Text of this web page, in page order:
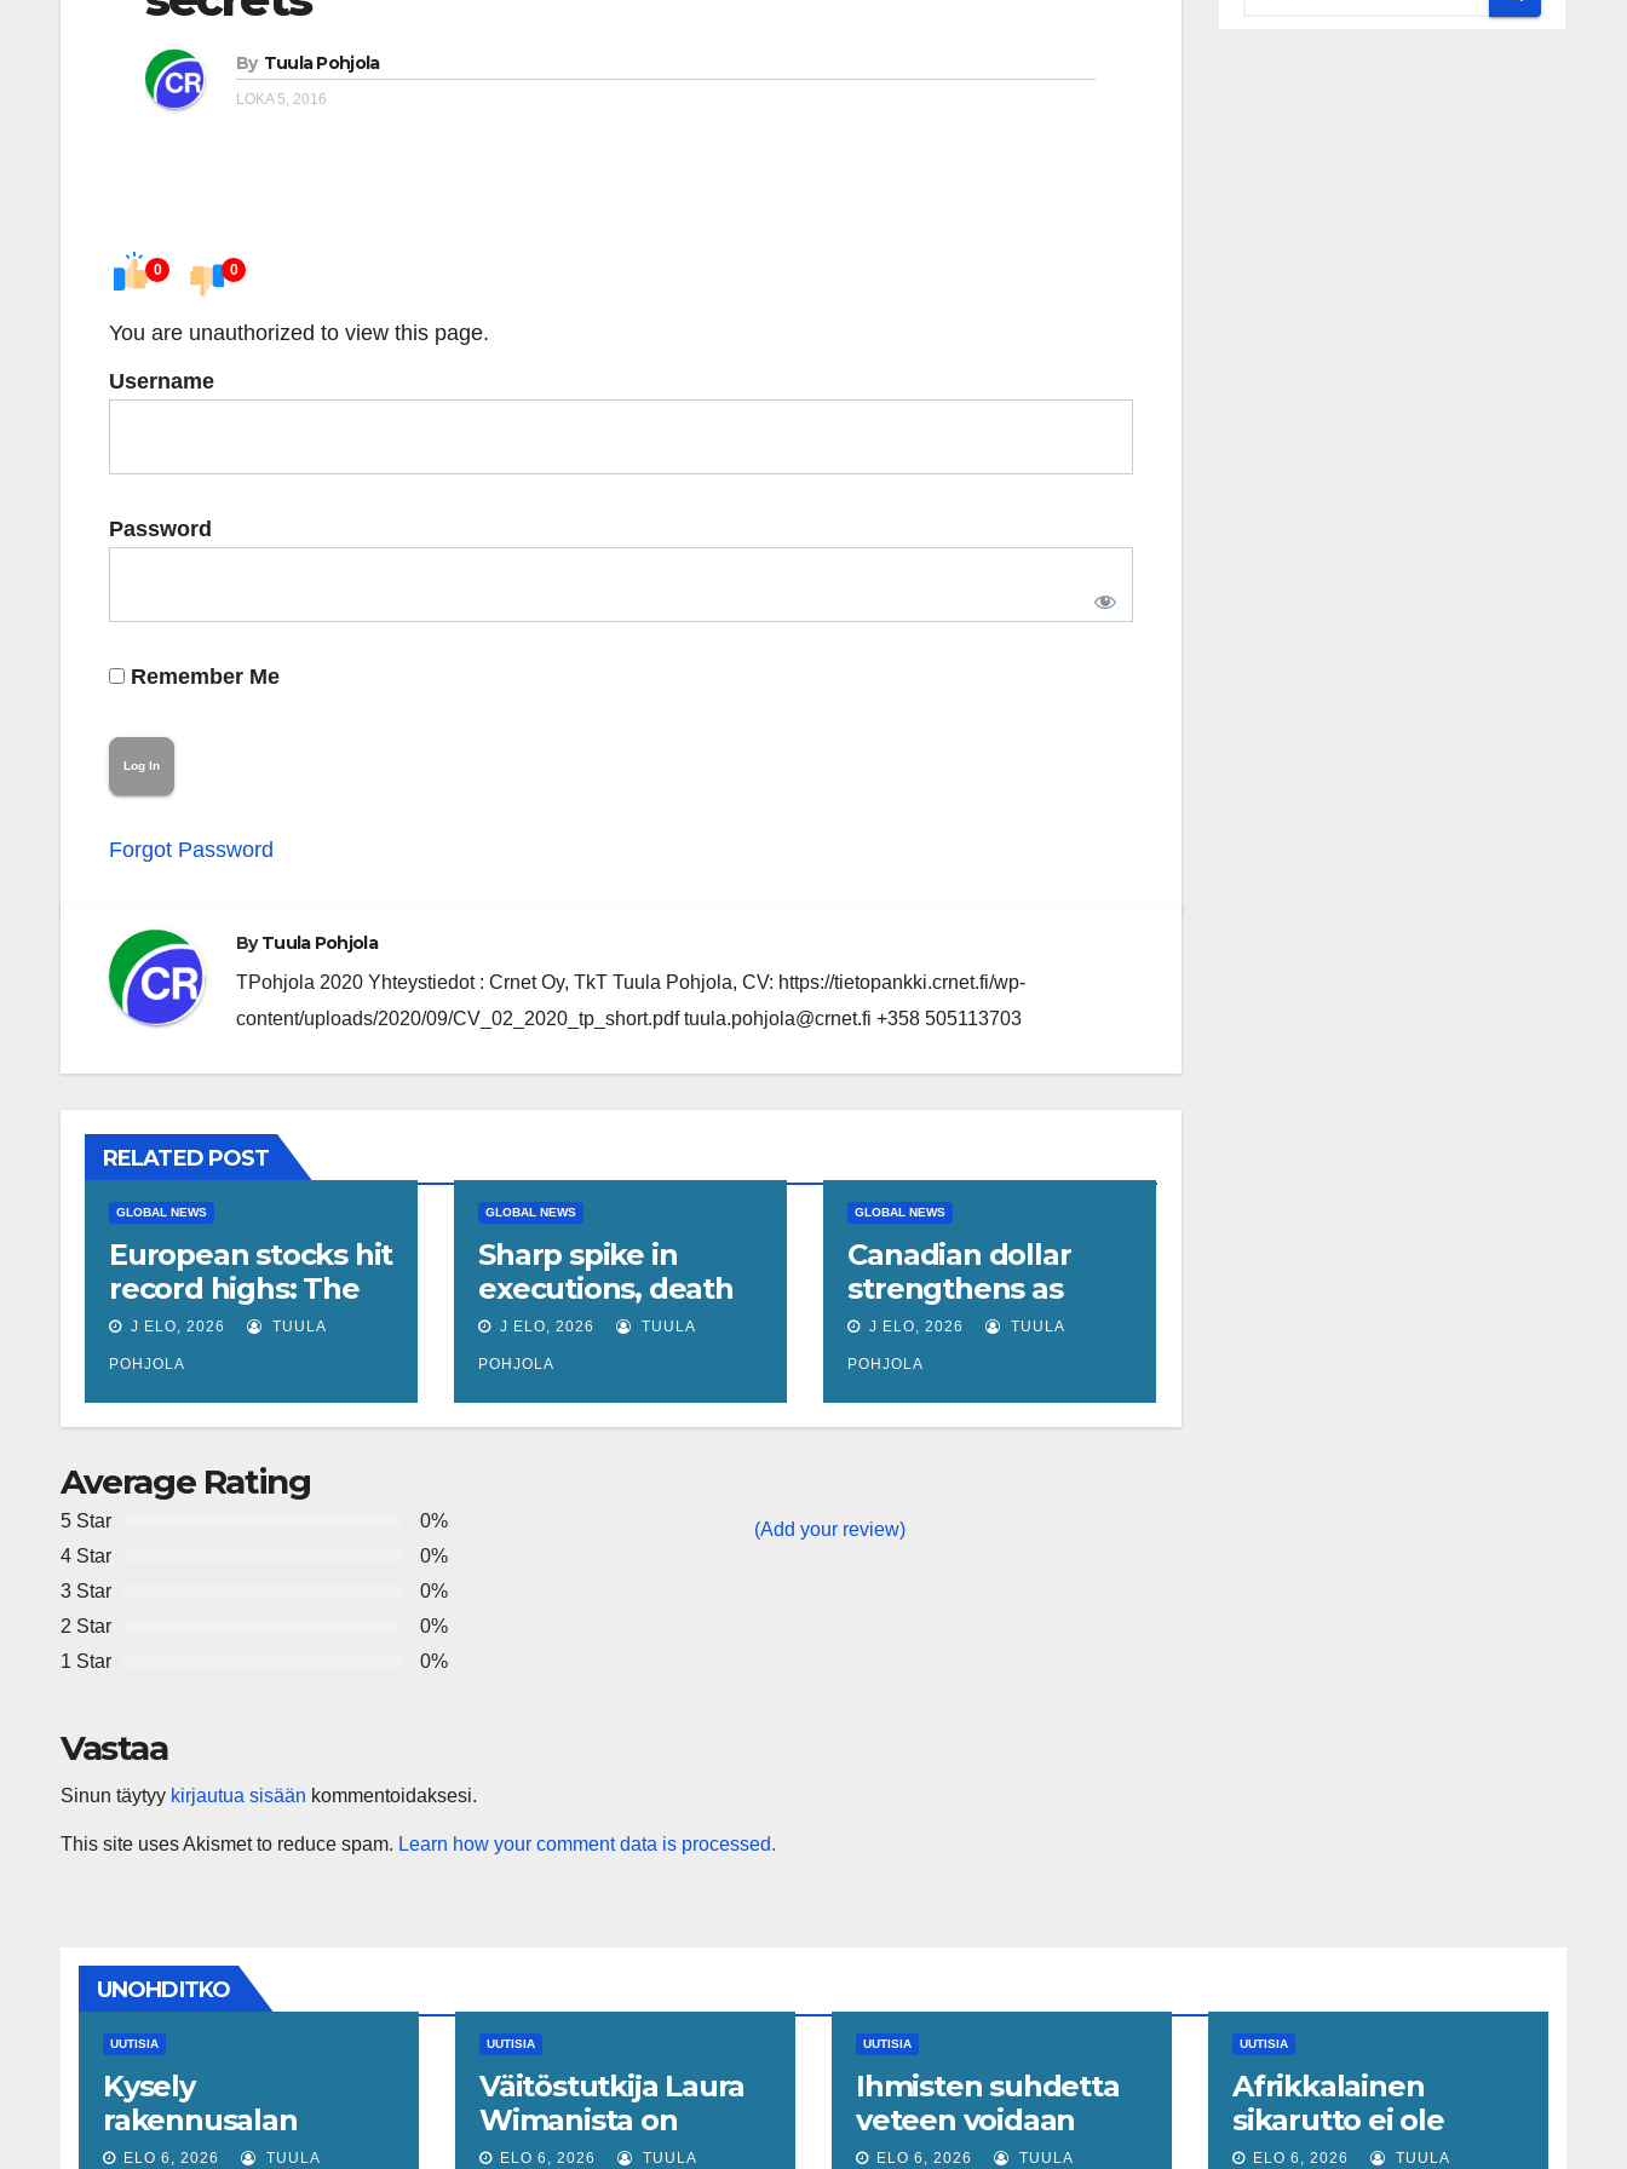
By Tuula Pohjola
LOKA 5, 2016
0 0
You are unauthorized to view this page.
Username
Password
Remember Me
Forgot Password
ByTuula Pohjola
TPohjola 2020 Yhteystiedot : Crnet Oy, TkT Tuula Pohjola, CV: https://tietopankki.crnet.fi/wp-
content/uploads/2020/09/CV_02_2020_tp_short.pdf tuula.pohjola@crnet.fi +358 505113703
RELATED POST
GLOBAL NEWS
European stocks hit
record highs: The
10 best performers
of 2026
J ELO, 2026 TUULA
POHJOLA
GLOBAL NEWS
Sharp spike in
executions, death
sentences in Iran
To vau
J ELO, 2026 TUULA
POHJOLA
GLOBAL NEWS
Canadian dollar
strengthens as
domestic data
lends support
J ELO, 2026 TUULA
POHJOLA
Average Rating
5 Star
0%
4 Star
0%
3 Star
0%
2 Star
0%
1 Star
0%
(Add your review)
Vastaa
Sinun täytyy kirjautua sisään kommentoidaksesi.
This site uses Akismet to reduce spam. Learn how your comment data is processed.
UNOHDITKO
UUTISIA
Kysely
rakennusalan
työvoimatilanteesta:
ELO 6, 2026 TUULA
UUTISIA
Väitöstutkija Laura
Wimanista on
muitakin keinoja
ELO 6, 2026 TUULA
UUTISIA
Ihmisten suhdetta
veteen voidaan
ymmärtää veden
ELO 6, 2026 TUULA
UUTISIA
Afrikkalainen
sikarutto ei ole
ainoa − myös nämä
ELO 6, 2026 TUULA